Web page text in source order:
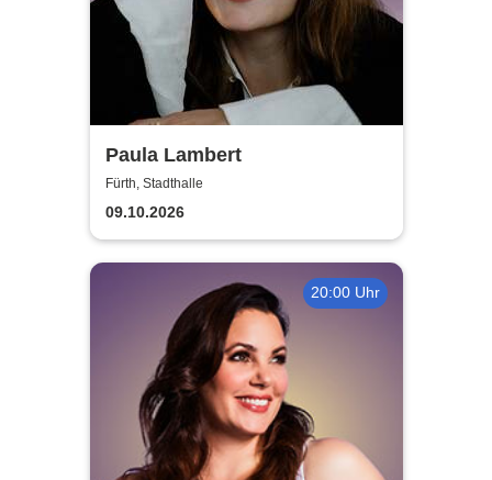
Paula Lambert
Fürth, Stadthalle
09.10.2026
20:00 Uhr